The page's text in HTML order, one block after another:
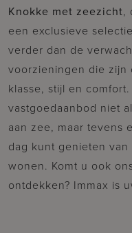
Knokke met zeezicht,
een exclusieve
verder dan de
voorzieningen die
klasse, stijl en
vastgoedaanbod niet
aan zee, maar tevens
dag kunt genieten
wonen. Komt u ook
ontdekken? Immax is